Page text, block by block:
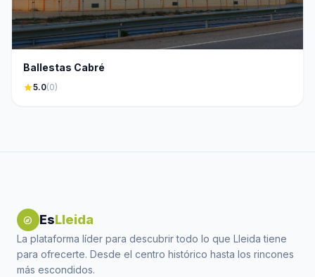
Ballestas Cabré
star5.0(0)
explore EsLleida
La plataforma líder para descubrir todo lo que Lleida tiene
para ofrecerte. Desde el centro histórico hasta los rincones
más escondidos.